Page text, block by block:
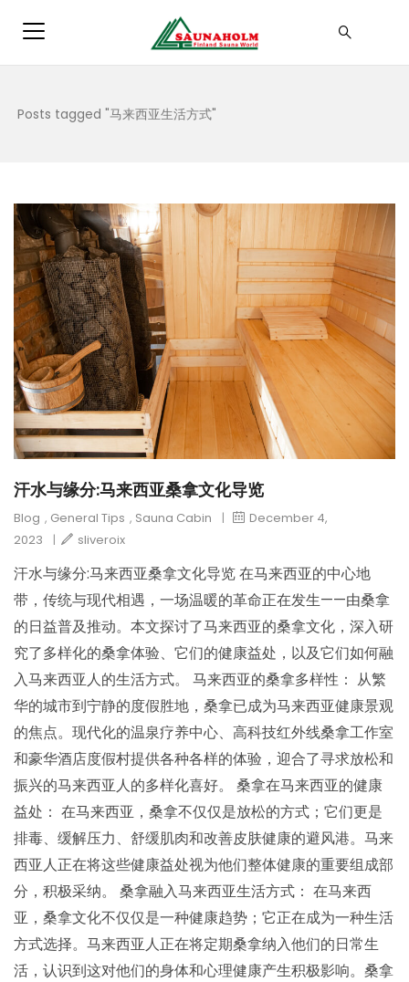
Posts tagged "马来西亚生活方式"
汗水与缘分:马来西亚桑拿文化导览
Blog , General Tips , Sauna Cabin |
December 4,
2023
| sliveroix
汗水与缘分:马来西亚桑拿文化导览 在马来西亚的中心地
带，传统与现代相遇，一场温暖的革命正在发生——由桑拿
的日益普及推动。本文探讨了马来西亚的桑拿文化，深入研
究了多样化的桑拿体验、它们的健康益处，以及它们如何融
入马来西亚人的生活方式。 马来西亚的桑拿多样性： 从繁
华的城市到宁静的度假胜地，桑拿已成为马来西亚健康景观
的焦点。现代化的温泉疗养中心、高科技红外线桑拿工作室
和豪华酒店度假村提供各种各样的体验，迎合了寻求放松和
振兴的马来西亚人的多样化喜好。 桑拿在马来西亚的健康
益处： 在马来西亚，桑拿不仅仅是放松的方式；它们更是
排毒、缓解压力、舒缓肌肉和改善皮肤健康的避风港。马来
西亚人正在将这些健康益处视为他们整体健康的重要组成部
分，积极采纳。 桑拿融入马来西亚生活方式： 在马来西
亚，桑拿文化不仅仅是一种健康趋势；它正在成为一种生活
方式选择。马来西亚人正在将定期桑拿纳入他们的日常生
活，认识到这对他们的身体和心理健康产生积极影响。桑拿